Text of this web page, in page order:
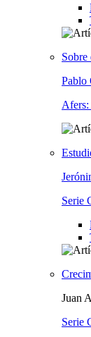
Sobre
Pablo
Afers:
Serie
Juan
Serie